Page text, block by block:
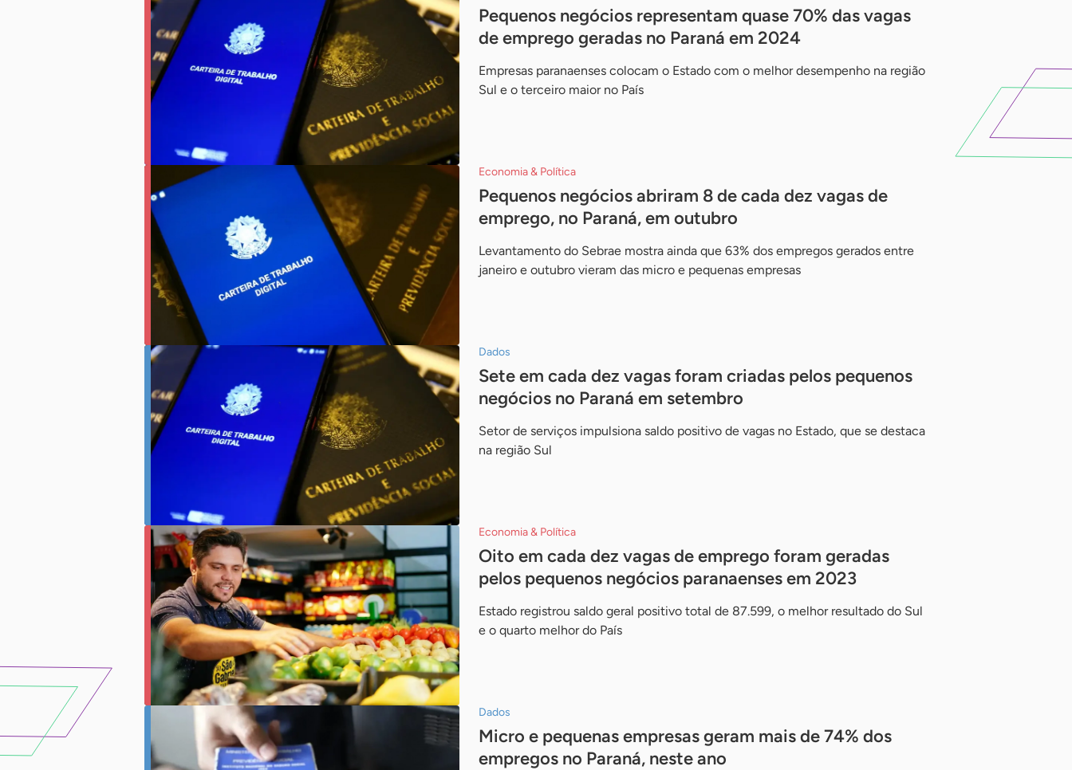
Pequenos negócios representam quase 70% das vagas
de emprego geradas no Paraná em 2024
Empresas paranaenses colocam o Estado com o melhor desempenho na região
Sul e o terceiro maior no País
Economia & Política
Pequenos negócios abriram 8 de cada dez vagas de
emprego, no Paraná, em outubro
Levantamento do Sebrae mostra ainda que 63% dos empregos gerados entre
janeiro e outubro vieram das micro e pequenas empresas
Dados
Sete em cada dez vagas foram criadas pelos pequenos
negócios no Paraná em setembro
Setor de serviços impulsiona saldo positivo de vagas no Estado, que se destaca
na região Sul
Economia & Política
Oito em cada dez vagas de emprego foram geradas
pelos pequenos negócios paranaenses em 2023
Estado registrou saldo geral positivo total de 87.599, o melhor resultado do Sul
e o quarto melhor do País
Dados
Micro e pequenas empresas geram mais de 74% dos
empregos no Paraná, neste ano